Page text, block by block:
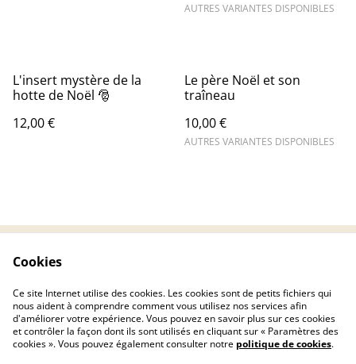
AUTRES VARIANTES DISPONIBLES
L'insert mystère de la
hotte de Noël 🎅
12,00 €
Le père Noël et son
traîneau
10,00 €
AUTRES VARIANTES DISPONIBLES
Politique de
confidentialité
Politique de cookies
Cookies
Ce site Internet utilise des cookies. Les cookies sont de petits fichiers qui
nous aident à comprendre comment vous utilisez nos services afin
d'améliorer votre expérience. Vous pouvez en savoir plus sur ces cookies
et contrôler la façon dont ils sont utilisés en cliquant sur « Paramètres des
cookies ». Vous pouvez également consulter notre politique de cookies.